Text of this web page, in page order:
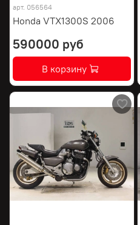
арт. 056564
Honda VTX1300S 2006
590000 руб
В корзину